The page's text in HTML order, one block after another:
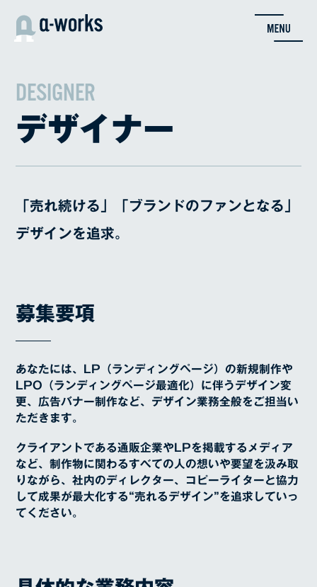
DESIGNER
デザイナー
「売れ続ける」「ブランドのファンとなる」
デザインを追求。
募集要項
あなたには、LP（ランディングページ）の新規制作や
LPO（ランディングページ最適化）に伴うデザイン変
更、広告バナー制作など、デザイン業務全般をご担当い
ただきます。
クライアントである通販企業やLPを掲載するメディア
など、制作物に関わるすべての人の想いや要望を汲み取
りながら、社内のディレクター、コピーライターと協力
して成果が最大化する“売れるデザイン”を追求していっ
てください。